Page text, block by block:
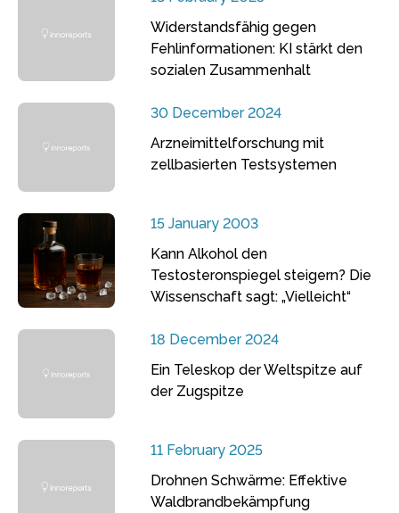
Widerstandsfähig gegen
Fehlinformationen: KI stärkt den
sozialen Zusammenhalt
30 December 2024
Arzneimittelforschung mit
zellbasierten Testsystemen
15 January 2003
Kann Alkohol den
Testosteronspiegel steigern? Die
Wissenschaft sagt: „Vielleicht“
18 December 2024
Ein Teleskop der Weltspitze auf
der Zugspitze
11 February 2025
Drohnen Schwärme: Effektive
Waldbrandbekämpfung